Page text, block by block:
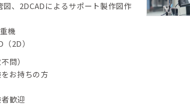
図、2DCADによるサポート製作図作
機
2D）
問）
お持ちの方
歓迎